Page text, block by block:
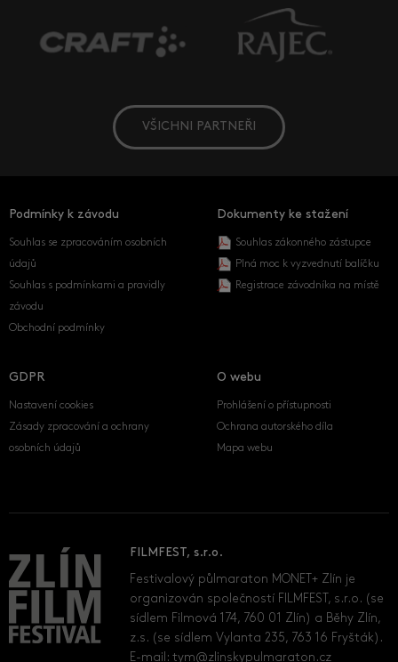
VŠICHNI PARTNEŘI
Podmínky k závodu
Souhlas se zpracováním osobních
údajů
Souhlas s podmínkami a pravidly
závodu
Obchodní podmínky
Dokumenty ke stažení
Souhlas zákonného zástupce
Plná moc k vyzvednutí balíčku
Registrace závodníka na místě
GDPR
Nastavení cookies
Zásady zpracování a ochrany
osobních údajů
O webu
Prohlášení o přístupnosti
Ochrana autorského díla
Mapa webu
FILMFEST, s.r.o.
Festivalový půlmaraton MONET+ Zlín je
organizován společností FILMFEST, s.r.o. (se
sídlem Filmová 174, 760 01 Zlín) a Běhy Zlín,
z.s. (se sídlem Vylanta 235, 763 16 Fryšták).
E-mail:tym@zlinskypulmaraton.cz